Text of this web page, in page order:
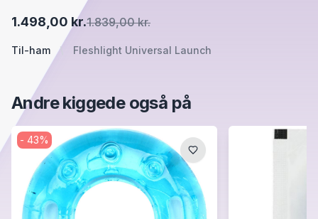
Til-ham Fleshlight Universal Launch
1.498,00 kr.1.839,00 kr.
Andre kiggede også på
- 43%